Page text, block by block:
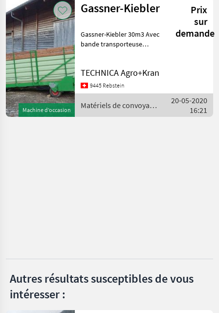
Catégorie 4 Pays Filtres
CHEMIN
ACTUEL
matériel
agricole
Materiels De
Convoyage
Systemes De
Distribution
Marketplace
Réinitialiser
Afficher
1
résultats
Machine d’occasion
Gassner-Kiebler
Prix
sur
demande
Gassner-Kiebler 30m3 Avec
bande transporteuse
convoyage Systèmes de
distribution par doseurs
TECHNICA Agro+Kran
9445 Rebstein
Matériels de convoyage
/ Gassner
20-05-2020
16:21
Autres résultats susceptibles de vous
intéresser :